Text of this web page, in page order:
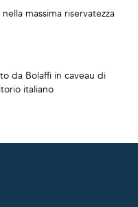
massima riservatezza
da Bolaffi in caveau di
italiano